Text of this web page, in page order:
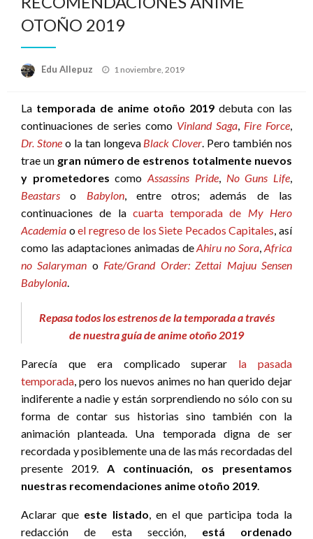
OTOÑO 2019
Edu Allepuz
Publicado
1 noviembre, 2019
La temporada de anime otoño 2019 debuta con las
continuaciones de series como Vinland Saga, Fire Force,
Dr. Stoneo la tan longeva Black Clover. Pero también nos
trae un gran número de estrenos totalmente nuevos
y prometedores comoAssassins Pride, No Guns Life,
Beastars o Babylon, entre otros; además de las
continuaciones de la cuarta temporada de My Hero
Academia oel regreso de los Siete Pecados Capitales, así
como las adaptaciones animadas deAhiru no Sora, Africa
no Salaryman o Fate/Grand Order: Zettai Majuu Sensen
Babylonia.
Repasa todos los estrenos de la temporada a través
de nuestra guía de anime otoño 2019
Parecía que era complicado superar la pasada
temporada, pero los nuevos animes no han querido dejar
indiferente a nadie y están sorprendiendo no sólo con su
forma de contar sus historias sino también con la
animación planteada. Una temporada digna de ser
recordada y posiblemente una de las más recordadas del
presente 2019. A continuación, os presentamos
nuestras recomendaciones anime otoño 2019.
Aclarar que este listado, en el que participa toda la
redacción de esta sección, está ordenado